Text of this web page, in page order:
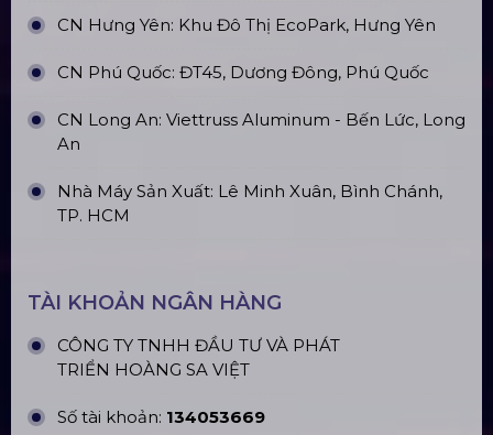
CN Hưng Yên: Khu Đô Thị EcoPark, Hưng Yên
CN Phú Quốc: ĐT45, Dương Đông, Phú Quốc
CN Long An: Viettruss Aluminum - Bến Lức, Long
An
Nhà Máy Sản Xuất: Lê Minh Xuân, Bình Chánh,
TP. HCM
TÀI KHOẢN NGÂN HÀNG
CÔNG TY TNHH ĐẦU TƯ VÀ PHÁT
TRIỂN HOÀNG SA VIỆT
Số tài khoản: 134053669